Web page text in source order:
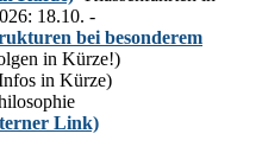
18.10. -
bei besonderem
in Kürze!)
in Kürze)
Link)